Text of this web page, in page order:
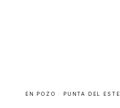
EN POZO · PUNTA DEL ESTE